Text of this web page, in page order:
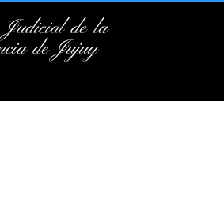
Judicial de la
de Jujuy